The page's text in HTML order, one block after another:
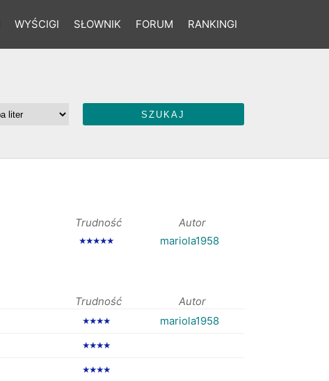
WYŚCIGI SŁOWNIK FORUM RANKINGI
Trudność Autor
★★★★★ mariola1958
Trudność Autor
★★★★ mariola1958
★★★★
★★★★